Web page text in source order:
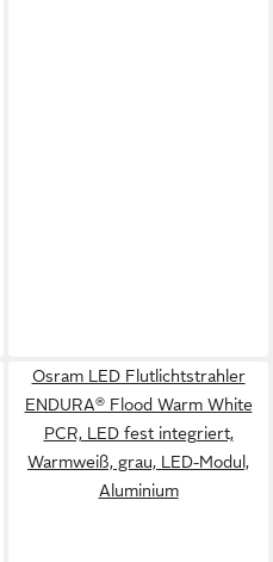
Osram LED Flutlichtstrahler
ENDURA® Flood Warm White
PCR, LED fest integriert,
Warmweiß, grau, LED-Modul,
Aluminium